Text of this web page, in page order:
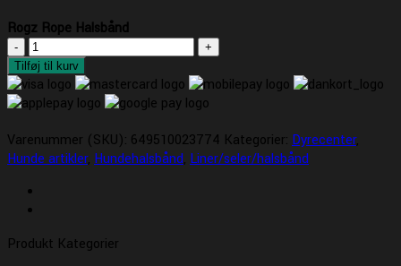
Rogz Rope Halsbånd
Rogz
Rope
Halsbånd
antal
Tilføj til kurv
Varenummer (SKU): 649510023774 Kategorier: Dyrecenter,
Hunde artikler, Hundehalsbånd, Liner/seler/halsbånd
Produkt Kategorier